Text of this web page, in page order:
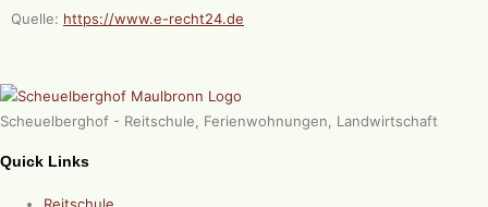
Quelle: https://www.e-recht24.de
Scheuelberghof - Reitschule, Ferienwohnungen, Landwirtschaft
Quick Links